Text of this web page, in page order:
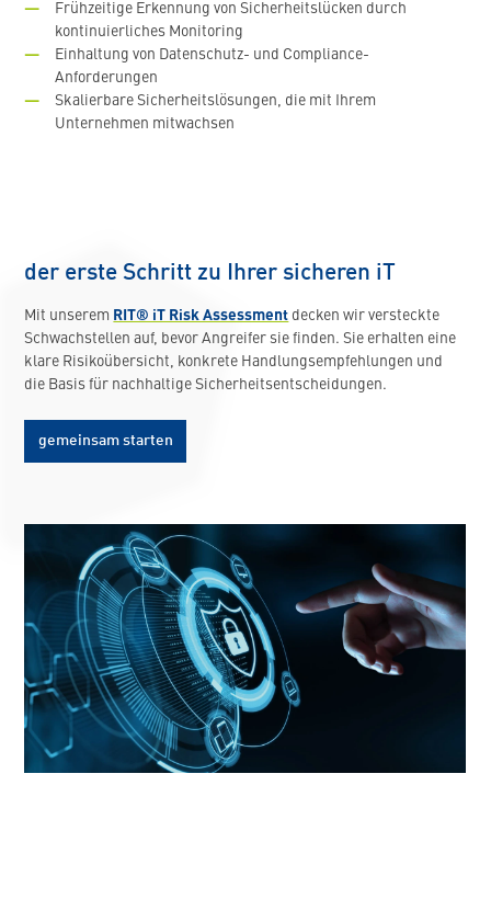
Frühzeitige Erkennung von Sicherheitslücken durch
kontinuierliches Monitoring
Einhaltung von Datenschutz- und Compliance-
Anforderungen
Skalierbare Sicherheitslösungen, die mit Ihrem
Unternehmen mitwachsen
der erste Schritt zu Ihrer sicheren iT
Mit unserem RIT® iT Risk Assessment decken wir versteckte
Schwachstellen auf, bevor Angreifer sie finden. Sie erhalten eine
klare Risikoübersicht, konkrete Handlungsempfehlungen und
die Basis für nachhaltige Sicherheitsentscheidungen.
gemeinsam starten